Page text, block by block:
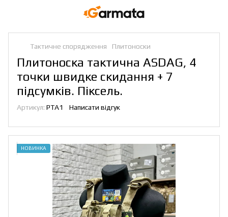
Тактичне спорядження Плитоноски
Плитоноска тактична ASDAG, 4
точки швидке скидання + 7
підсумків. Піксель.
Артикул: PTA1 Написати відгук
НОВИНКА